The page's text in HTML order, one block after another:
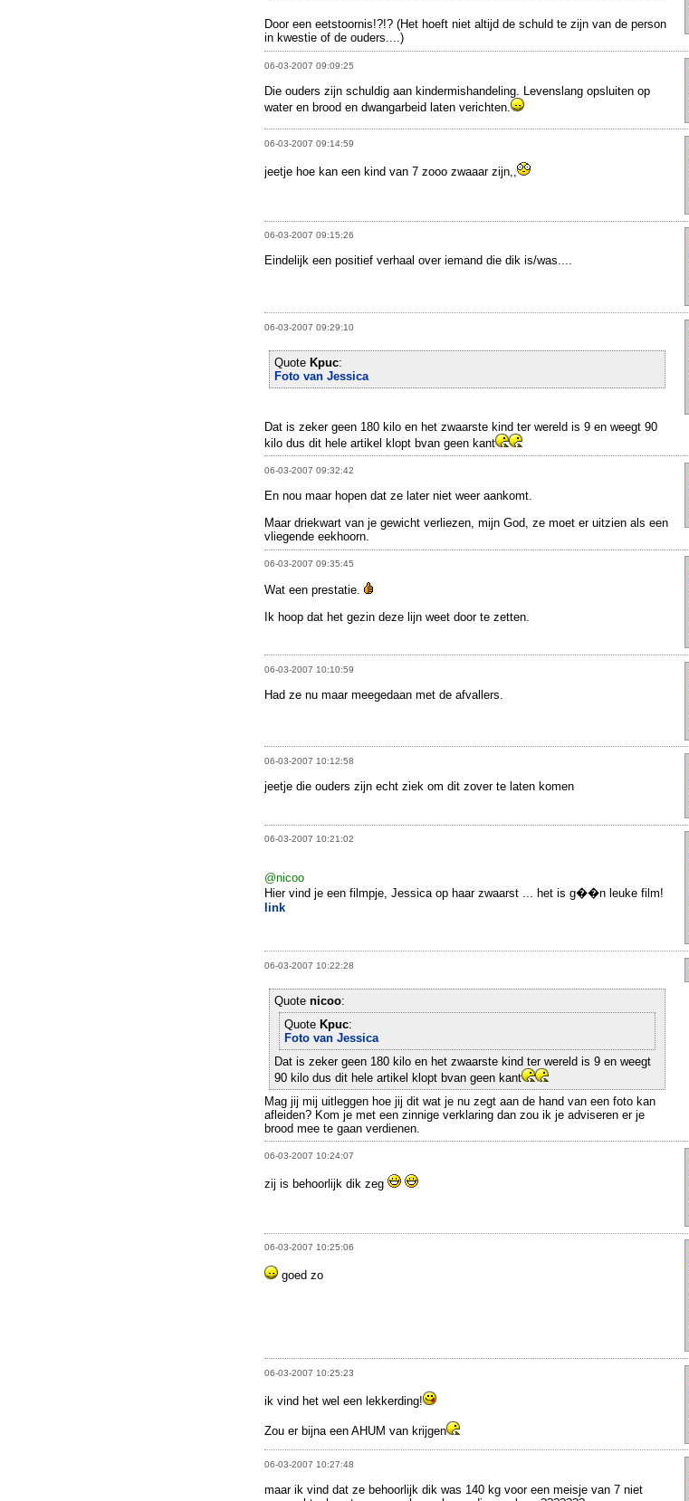
Door een eetstoornis!?!? (Het hoeft niet altijd de schuld te zijn van de person
in kwestie of de ouders....)
06-03-2007 09:09:25
Die ouders zijn schuldig aan kindermishandeling. Levenslang opsluiten op
water en brood en dwangarbeid laten verichten.
06-03-2007 09:14:59
jeetje hoe kan een kind van 7 zooo zwaaar zijn,,
06-03-2007 09:15:26
Eindelijk een positief verhaal over iemand die dik is/was....
06-03-2007 09:29:10
Quote Kpuc:
Foto van Jessica
Dat is zeker geen 180 kilo en het zwaarste kind ter wereld is 9 en weegt 90
kilo dus dit hele artikel klopt bvan geen kant
06-03-2007 09:32:42
En nou maar hopen dat ze later niet weer aankomt.
Maar driekwart van je gewicht verliezen, mijn God, ze moet er uitzien als een
vliegende eekhoorn.
06-03-2007 09:35:45
Wat een prestatie.
Ik hoop dat het gezin deze lijn weet door te zetten.
06-03-2007 10:10:59
Had ze nu maar meegedaan met de afvallers.
06-03-2007 10:12:58
jeetje die ouders zijn echt ziek om dit zover te laten komen
06-03-2007 10:21:02
@nicoo
Hier vind je een filmpje, Jessica op haar zwaarst ... het is g��n leuke film!
link
06-03-2007 10:22:28
Quote nicoo:
Quote Kpuc:
Foto van Jessica
Dat is zeker geen 180 kilo en het zwaarste kind ter wereld is 9 en weegt
90 kilo dus dit hele artikel klopt bvan geen kant
Mag jij mij uitleggen hoe jij dit wat je nu zegt aan de hand van een foto kan
afleiden? Kom je met een zinnige verklaring dan zou ik je adviseren er je
brood mee te gaan verdienen.
06-03-2007 10:24:07
zij is behoorlijk dik zeg
06-03-2007 10:25:06
goed zo
06-03-2007 10:25:23
ik vind het wel een lekkerding!
Zou er bijna een AHUM van krijgen
06-03-2007 10:27:48
maar ik vind dat ze behoorlijk dik was 140 kg voor een meisje van 7 niet